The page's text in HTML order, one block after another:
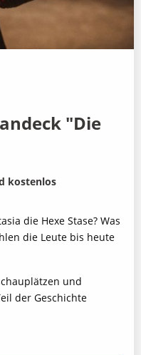
"Die
kostenlos
die Hexe Stase? Was
die Leute bis heute
und
der Geschichte